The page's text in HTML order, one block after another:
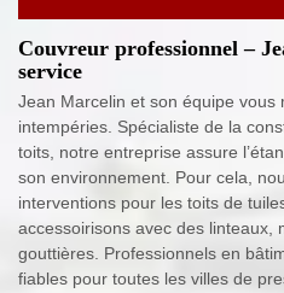
Couvreur professionnel –
service
Jean Marcelin et son équipe vous
intempéries. Spécialiste de la
toits, notre entreprise assure
son environnement. Pour cela,
interventions pour les toits de
accessoirisons avec des linteaux,
gouttières. Professionnels en
fiables pour toutes les villes de